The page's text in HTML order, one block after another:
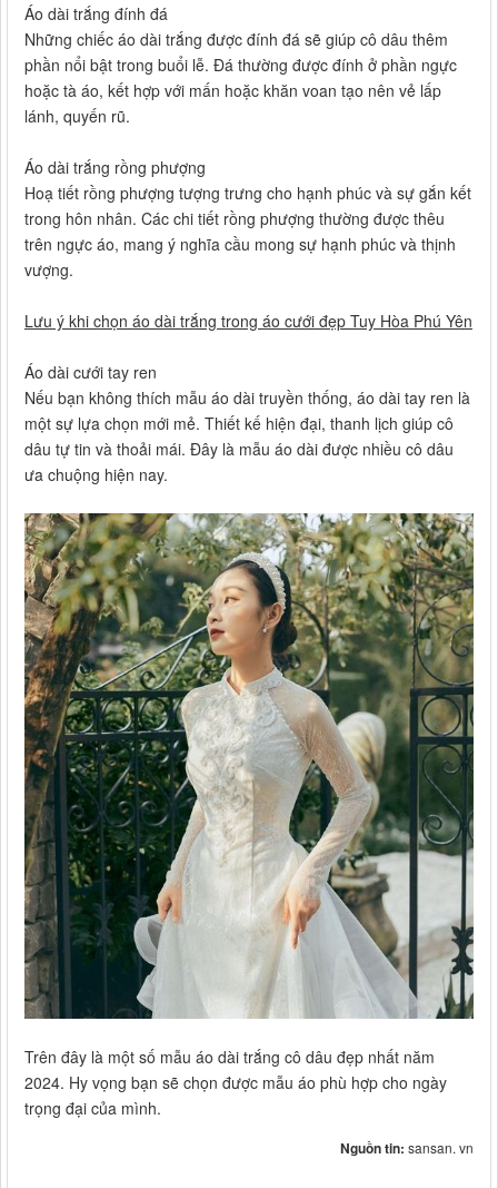
Áo dài trắng đính đá
Những chiếc áo dài trắng được đính đá sẽ giúp cô dâu thêm
phần nổi bật trong buổi lễ. Đá thường được đính ở phần ngực
hoặc tà áo, kết hợp với mấn hoặc khăn voan tạo nên vẻ lấp
lánh, quyến rũ.
Áo dài trắng rồng phượng
Hoạ tiết rồng phượng tượng trưng cho hạnh phúc và sự gắn kết
trong hôn nhân. Các chi tiết rồng phượng thường được thêu
trên ngực áo, mang ý nghĩa cầu mong sự hạnh phúc và thịnh
vượng.
Lưu ý khi chọn áo dài trắng trong áo cưới đẹp Tuy Hòa Phú Yên
Áo dài cưới tay ren
Nếu bạn không thích mẫu áo dài truyền thống, áo dài tay ren là
một sự lựa chọn mới mẻ. Thiết kế hiện đại, thanh lịch giúp cô
dâu tự tin và thoải mái. Đây là mẫu áo dài được nhiều cô dâu
ưa chuộng hiện nay.
Trên đây là một số mẫu áo dài trắng cô dâu đẹp nhất năm
2024. Hy vọng bạn sẽ chọn được mẫu áo phù hợp cho ngày
trọng đại của mình.
Nguồn tin: sansan. vn